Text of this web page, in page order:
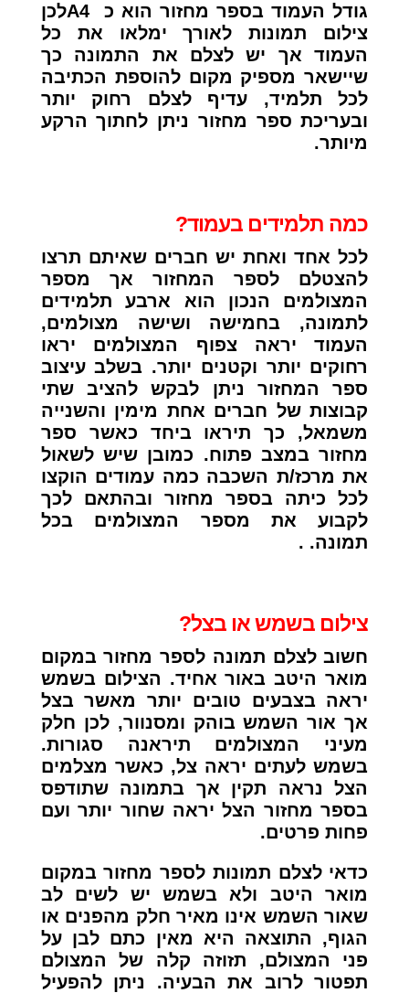
גודל העמוד בספר מחזור הוא כ A4לכן
צילום תמונות לאורך ימלאו את כל
העמוד אך יש לצלם את התמונה כך
שיישאר מספיק מקום להוספת הכתיבה
לכל תלמיד, עדיף לצלם רחוק יותר
ובעריכת ספר מחזור ניתן לחתוך הרקע
מיותר.
כמה תלמידים בעמוד?
לכל אחד ואחת יש חברים שאיתם תרצו
להצטלם לספר המחזור אך מספר
המצולמים הנכון הוא ארבע תלמידים
לתמונה, בחמישה ושישה מצולמים,
העמוד יראה צפוף המצולמים יראו
רחוקים יותר וקטנים יותר. בשלב עיצוב
ספר המחזור ניתן לבקש להציב שתי
קבוצות של חברים אחת מימין והשנייה
משמאל, כך תיראו ביחד כאשר ספר
מחזור במצב פתוח. כמובן שיש לשאול
את מרכז/ת השכבה כמה עמודים הוקצו
לכל כיתה בספר מחזור ובהתאם לכך
לקבוע את מספר המצולמים בכל
תמונה. .
צילום בשמש או בצל?
חשוב לצלם תמונה לספר מחזור במקום
מואר היטב באור אחיד. הצילום בשמש
יראה בצבעים טובים יותר מאשר בצל
אך אור השמש בוהק ומסנוור, לכן חלק
מעיני המצולמים תיראנה סגורות.
בשמש לעתים יראה צל, כאשר מצלמים
הצל נראה תקין אך בתמונה שתודפס
בספר מחזור הצל יראה שחור יותר ועם
פחות פרטים.
כדאי לצלם תמונות לספר מחזור במקום
מואר היטב ולא בשמש יש לשים לב
שאור השמש אינו מאיר חלק מהפנים או
הגוף, התוצאה היא מאין כתם לבן על
פני המצולם, תזוזה קלה של המצולם
תפטור לרוב את הבעיה. ניתן להפעיל